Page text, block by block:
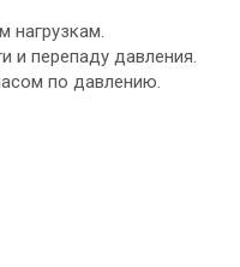
нагрузкам.
и перепаду давления.
по давлению.